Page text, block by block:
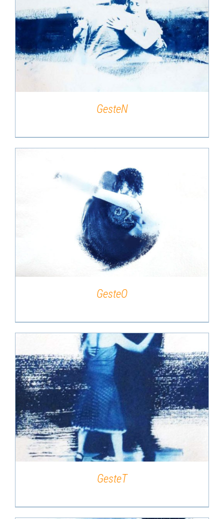
DÉTAILS
GesteN
DÉTAILS
GesteO
DÉTAILS
GesteT